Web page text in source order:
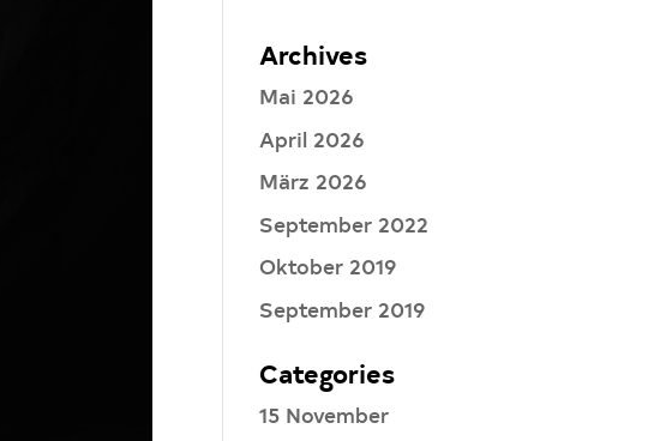
Archives
Mai 2026
April 2026
März 2026
September 2022
Oktober 2019
September 2019
Categories
15 November